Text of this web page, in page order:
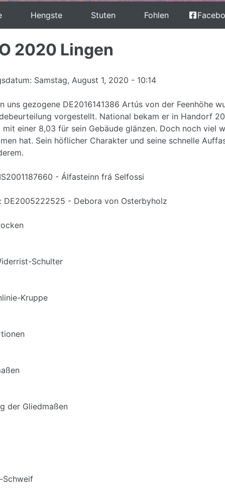
2020 Lingen
Samstag, August 1, 2020 - 10:14
uns gezogene DE2016141386 Artús von der Feenhöhe
vorgestellt. National bekam er in Handorf
mit einer 8,03 für sein Gebäude glänzen. Doch noch viel
hat. Sein höflicher Charakter und seine schnelle
- Álfasteinn frá Selfossi
DE2005222525 - Debora von Osterbyholz
Schulter
Kruppe
der Gliedmaßen
Schweif
Hengste Stuten Fohlen